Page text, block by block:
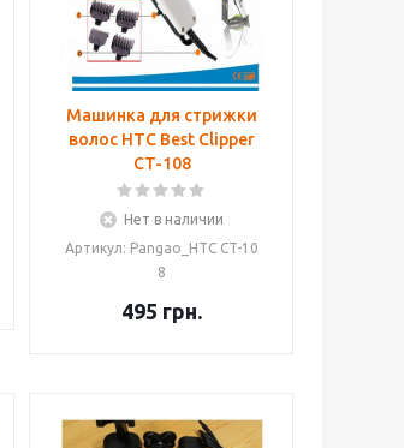
Машинка для стрижки
волос HTC Best Clipper
CT-108
Нет в наличии
Артикул: Pangao_HTC CT-10
8
495 грн.